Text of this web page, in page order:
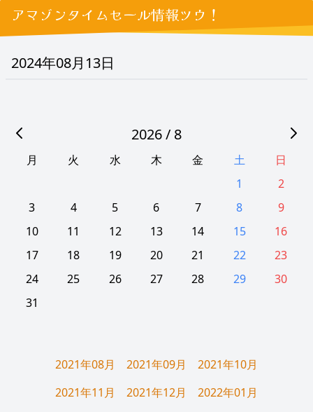
アマゾンタイムセール情報ツウ！
2024年08月13日
2026 / 8
月 火 水 木 金 土
日
1
2
3
4 5 6 7 8
9
10
11 12 13 14 15
16
17
18 19 20 21 22
23
24
25 26 27 28 29
30
31
2021年08月 2021年09月
2021年10月
2021年11月
2021年12月
2022年01月